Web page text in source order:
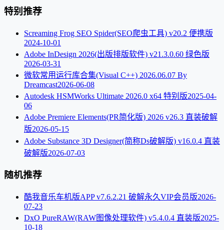
特别推荐
Screaming Frog SEO Spider(SEO爬虫工具) v20.2 便携版
2024-10-01
Adobe InDesign 2026(出版排版软件) v21.3.0.60 绿色版
2026-03-31
微软常用运行库合集(Visual C++) 2026.06.07 By
Dreamcast2026-06-08
Autodesk HSMWorks Ultimate 2026.0 x64 特别版2025-04-
06
Adobe Premiere Elements(PR简化版) 2026 v26.3 直装破解
版2026-05-15
Adobe Substance 3D Designer(简称Ds破解版) v16.0.4 直装
破解版2026-07-03
随机推荐
酷我音乐车机版APP v7.6.2.21 破解永久VIP会员版2026-
07-23
DxO PureRAW(RAW图像处理软件) v5.4.0.4 直装版2025-
10-18